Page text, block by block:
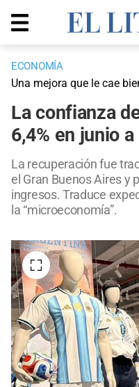
ECONOMÍA
Una mejora que le cae
La confianza
6,4% en junio
La recuperación fue
el Gran Buenos Aires y
ingresos. Traduce
la “microeconomía”.